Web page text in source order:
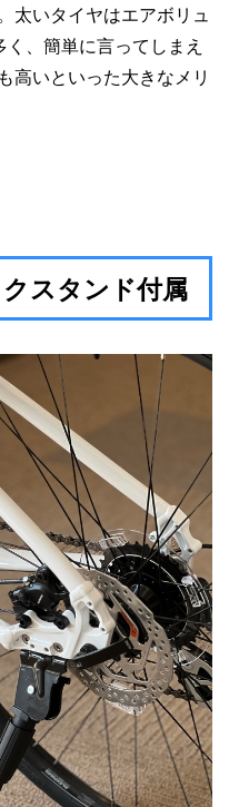
太いタイヤはエアボリュ
、簡単に言ってしまえ
高いといった大きなメリ
スタンド付属